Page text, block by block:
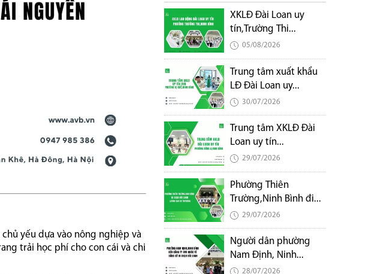
yếu dựa vào nông nghiệp và
trải học phí cho con cái và chi
XKLĐ Đài Loan uy
tín,Trường Thi...
05/08/2026
Trung tâm xuất khẩu
LĐ Đài Loan uy...
30/07/2026
Trung tâm XKLĐ Đài
Loan uy tín...
29/07/2026
Phường Thiên
Trường,Ninh Bình đi...
29/07/2026
Người dân phường
Nam Định, Ninh...
28/07/2026